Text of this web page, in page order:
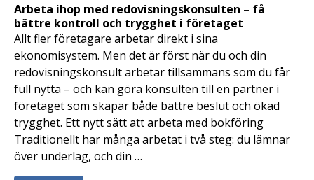
Arbeta ihop med redovisningskonsulten – få
bättre kontroll och trygghet i företaget
Allt fler företagare arbetar direkt i sina
ekonomisystem. Men det är först när du och din
redovisningskonsult arbetar tillsammans som du får
full nytta – och kan göra konsulten till en partner i
företaget som skapar både bättre beslut och ökad
trygghet. Ett nytt sätt att arbeta med bokföring
Traditionellt har många arbetat i två steg: du lämnar
över underlag, och din …